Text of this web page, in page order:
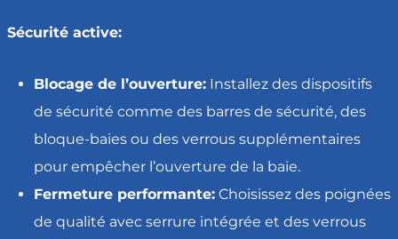
Sécurité active:
Blocage de l’ouverture:Installez des dispositifs
de sécurité comme des barres de sécurité, des
bloque-baies ou des verrous supplémentaires
pour empêcher l’ouverture de la baie.
Fermeture performante:Choisissez des poignées
de qualité avec serrure intégrée et des verrous